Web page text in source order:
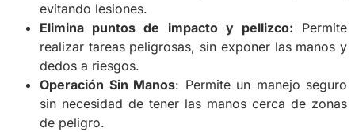
evitando lesiones.
Elimina puntos de impacto y pellizco: Permite
realizar tareas peligrosas, sin exponer las manos y
dedos a riesgos.
Operación Sin Manos: Permite un manejo seguro
sin necesidad de tener las manos cerca de zonas
de peligro.